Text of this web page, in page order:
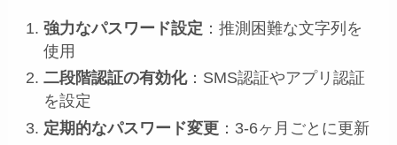
強力なパスワード設定 ：推測困難な文字列を
使用
二段階認証の有効化：SMS認証やアプリ認証
を設定
定期的なパスワード変更 ：3-6ヶ月ごとに更新